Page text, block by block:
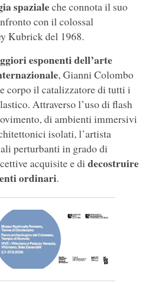
spazialeche connota il suo
con il colossal
Kubrick del 1968.
esponenti dell’arte
, Gianni Colombo
corpo il catalizzatore di tutti i
Attraverso l’uso di flash
di ambienti immersivi
isolati, l’artista
perturbanti in grado di
acquisite e di decostruire
ordinari.